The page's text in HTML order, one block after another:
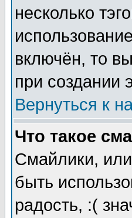
несколько
включён, то
при создании
Вернуться к
Что такое
Смайлики,
быть
радость, :(